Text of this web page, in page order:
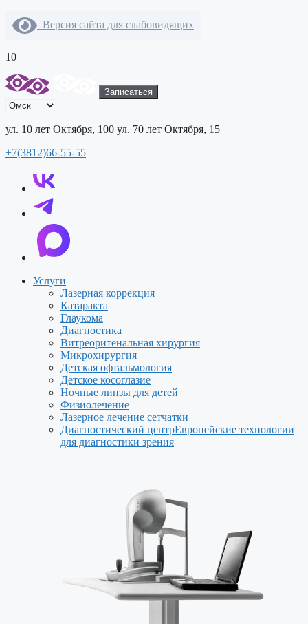
Версия сайта для слабовидящих
10
Записаться
ул. 10 лет Октября, 100 ул. 70 лет Октября, 15
+7(3812)66-55-55
Услуги
Лазерная коррекция
Катаракта
Глаукома
Диагностика
Витреоритенальная хирургия
Микрохирургия
Детская офтальмология
Детское косоглазие
Ночные линзы для детей
Физиолечение
Лазерное лечение сетчатки
Диагностический центрЕвропейские технологии
для диагностики зрения